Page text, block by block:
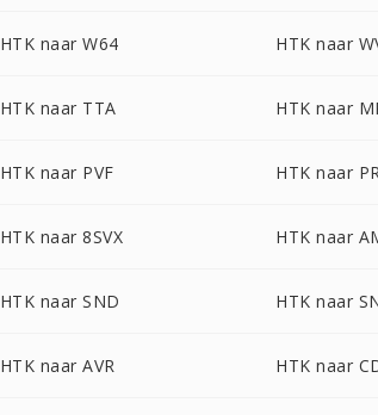
HTK naar W64 HTK naar
HTK naar TTA HTK naar
HTK naar PVF HTK naar
HTK naar 8SVX HTK naar
HTK naar SND HTK naar
HTK naar AVR HTK naar